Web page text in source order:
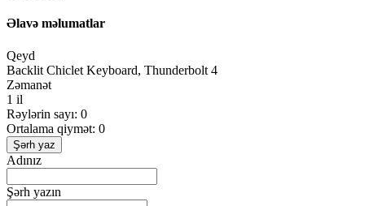
Əlavə məlumatlar
Qeyd
Backlit Chiclet Keyboard, Thunderbolt 4
Zəmanət
1 il
Rəylərin sayı: 0
Ortalama qiymət: 0
Şərh yaz
Adınız
Şərh yazın